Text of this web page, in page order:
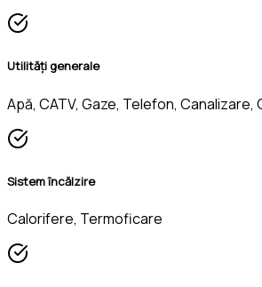
Utilități generale
Apă, CATV, Gaze, Telefon, Canalizare,
Sistem încălzire
Calorifere, Termoficare